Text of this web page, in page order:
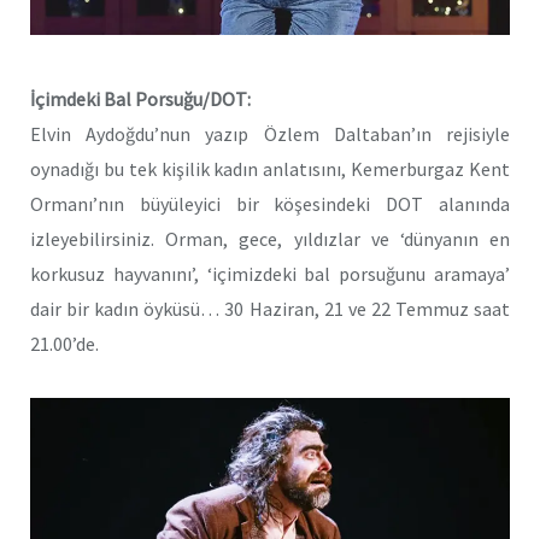
İçimdeki Bal Porsuğu/DOT:
Elvin Aydoğdu’nun yazıp Özlem Daltaban’ın rejisiyle
oynadığı bu tek kişilik kadın anlatısını, Kemerburgaz Kent
Ormanı’nın büyüleyici bir köşesindeki DOT alanında
izleyebilirsiniz. Orman, gece, yıldızlar ve ‘dünyanın en
korkusuz hayvanını’, ‘içimizdeki bal porsuğunu aramaya’
dair bir kadın öyküsü… 30 Haziran, 21 ve 22 Temmuz saat
21.00’de.